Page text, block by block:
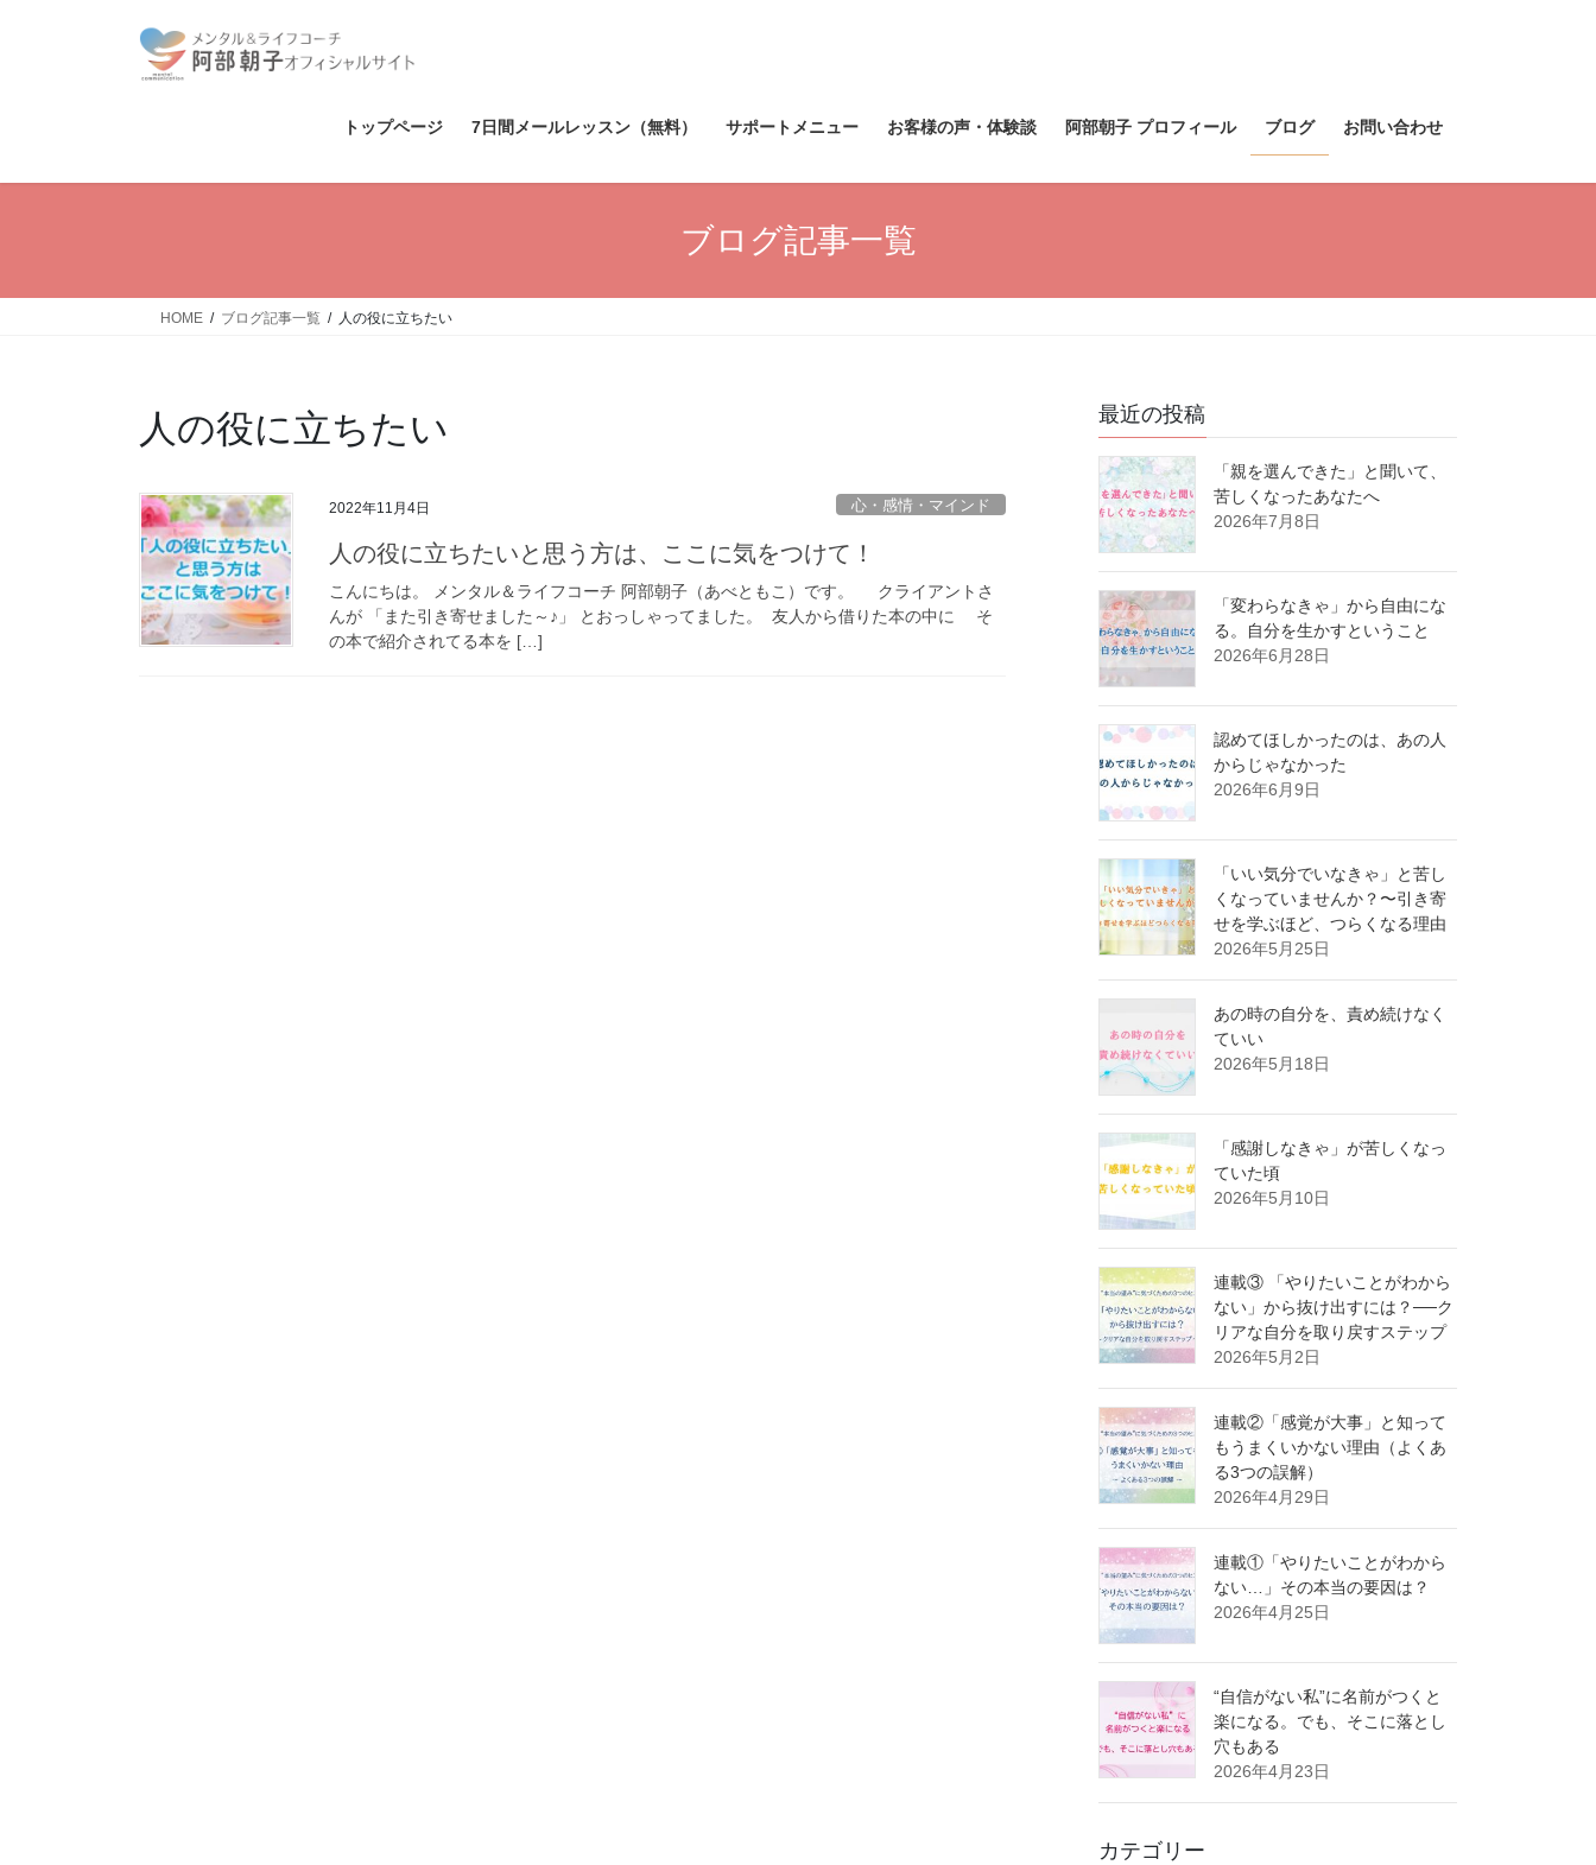
ス
ン
トップページ 7日間メールレッスン（無料） サポートメニュー お客様の声・体験談 阿部朝子 プロフィール ブログ お問い合わせ
ブログ記事一覧
HOME ブログ記事一覧 人の役に立ちたい
人の役に立ちたい
2022年11月4日 心・感情・マインド
人の役に立ちたいと思う方は、ここに気をつけて！
こんにちは。 メンタル＆ライフコーチ 阿部朝子（あべともこ）です。 クライアントさ
んが 「また引き寄せました～♪」 とおっしゃってました。 友人から借りた本の中に そ
の本で紹介されてる本を […]
最近の投稿
「親を選んできた」と聞いて、
苦しくなったあなたへ
2026年7月8日
「変わらなきゃ」から自由にな
る。自分を生かすということ
2026年6月28日
認めてほしかったのは、あの人
からじゃなかった
2026年6月9日
「いい気分でいなきゃ」と苦し
くなっていませんか？〜引き寄
せを学ぶほど、つらくなる理由
2026年5月25日
あの時の自分を、責め続けなく
ていい
2026年5月18日
「感謝しなきゃ」が苦しくなっ
ていた頃
2026年5月10日
連載③ 「やりたいことがわから
ない」から抜け出すには？──ク
リアな自分を取り戻すステップ
2026年5月2日
連載②「感覚が大事」と知って
もうまくいかない理由（よくあ
る3つの誤解）
2026年4月29日
連載①「やりたいことがわから
ない…」その本当の要因は？
2026年4月25日
“自信がない私”に名前がつくと
楽になる。でも、そこに落とし
穴もある
2026年4月23日
カテゴリー